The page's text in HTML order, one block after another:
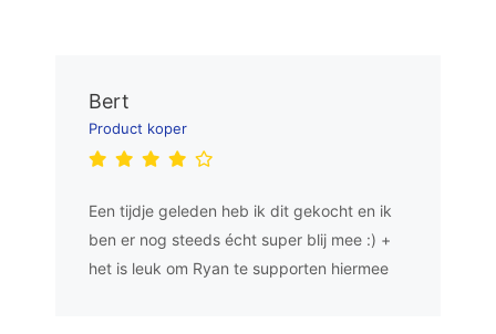
Bert
Product koper
Een tijdje geleden heb ik dit gekocht en ik
ben er nog steeds écht super blij mee :) +
het is leuk om Ryan te supporten hiermee